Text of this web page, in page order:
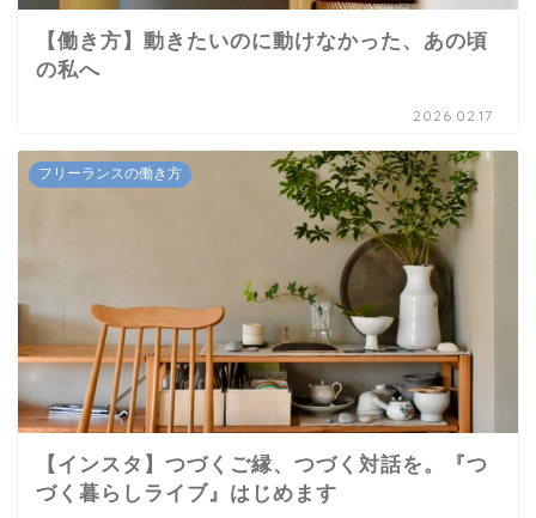
【働き方】動きたいのに動けなかった、あの頃
の私へ
2026.02.17
フリーランスの働き方
【インスタ】つづくご縁、つづく対話を。『つ
づく暮らしライブ』はじめます